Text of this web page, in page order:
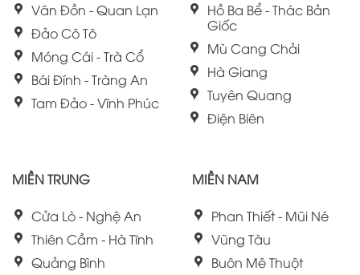
Vân Đồn - Quan Lạn
Đảo Cô Tô
Móng Cái - Trà Cổ
Bái Đính - Tràng An
Tam Đảo - Vĩnh Phúc
Hồ Ba Bể - Thác Bản
Giốc
Mù Cang Chải
Hà Giang
Tuyên Quang
Điện Biên
MIỀN TRUNG
Cửa Lò - Nghệ An
Thiên Cầm - Hà Tĩnh
Quảng Bình
MIỀN NAM
Phan Thiết - Mũi Né
Vũng Tàu
Buôn Mê Thuột